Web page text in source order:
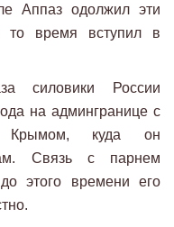
Аппаз одолжил эти
то время вступил в
силовики России
на админгранице с
Крымом, куда он
Связь с парнем
этого времени его